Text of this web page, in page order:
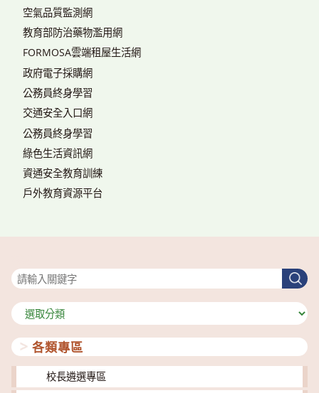
空氣品質監測網
教育部防治藥物濫用網
FORMOSA雲端租屋生活網
政府電子採購網
公務員終身學習
交通安全入口網
公務員終身學習
綠色生活資訊網
資通安全教育訓練
戶外教育資源平台
搜
尋
分
類
各類專區
校長遴選專區